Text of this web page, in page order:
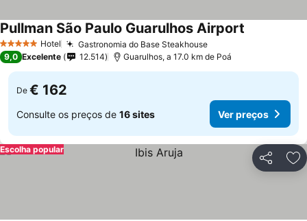
5 Estrelas Hotel Gastronomia do Base Steakhouse
Pullman São Paulo Guarulhos Airport
9,0 Excelente 12.514 Guarulhos, a 17.0 km de Poá
De € 162
Consulte os preços de 16 sites Ver preços
Partilhar
Escolha popular